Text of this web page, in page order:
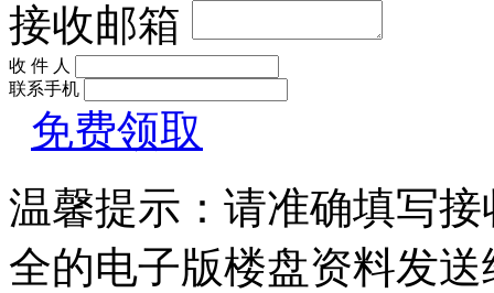
接收邮箱
收 件 人
联系手机
免费领取
温馨提示：请准确填写
全的电子版楼盘资料发送